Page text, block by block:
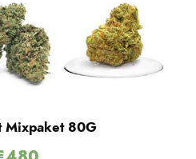
Mixpaket 80G